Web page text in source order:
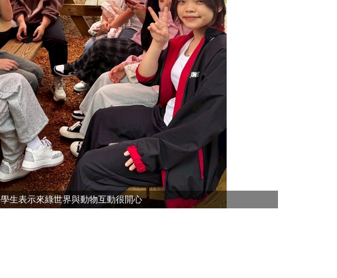
學生表示來綠世界與動物互動很開心